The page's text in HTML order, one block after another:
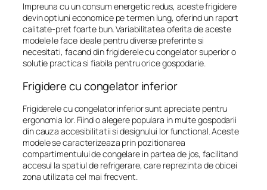
Impreuna cu un consum energetic redus, aceste frigidere
devin optiuni economice pe termen lung, oferind un raport
calitate-pret foarte bun. Variabilitatea oferita de aceste
modele le face ideale pentru diverse preferinte si
necesitati, facand din frigiderele cu congelator superior o
solutie practica si fiabila pentru orice gospodarie.
Frigidere cu congelator inferior
Frigiderele cu congelator inferior sunt apreciate pentru
ergonomia lor. Fiind o alegere populara in multe gospodarii
din cauza accesibilitatii si designului lor functional. Aceste
modele se caracterizeaza prin pozitionarea
compartimentului de congelare in partea de jos, facilitand
accesul la spatiul de refrigerare, care reprezinta de obicei
zona utilizata cel mai frecvent.